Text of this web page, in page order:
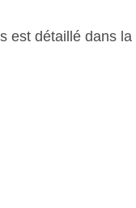
est détaillé dans la